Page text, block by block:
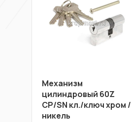
Механизм
цилиндровый 60Z
СР/SN кл./ключ хром /
никель